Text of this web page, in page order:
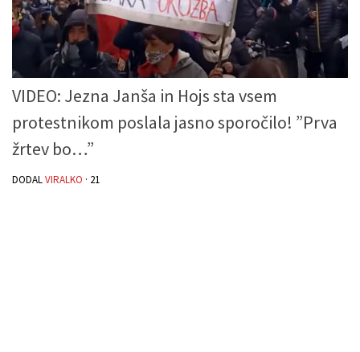
VIDEO: Jezna Janša in Hojs sta vsem
protestnikom poslala jasno sporočilo! ”Prva
žrtev bo…”
DODALVIRALKO · 21